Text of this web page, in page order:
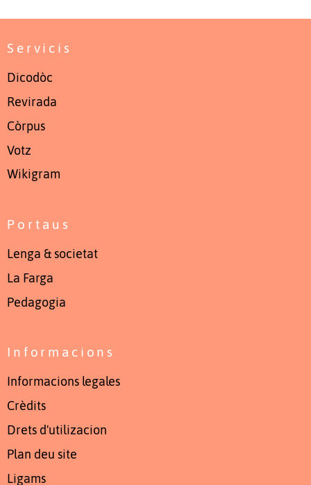
Servicis
Dicodòc
Revirada
Còrpus
Votz
Wikigram
Portaus
Lenga & societat
La Farga
Pedagogia
Informacions
Informacions legales
Crèdits
Drets d'utilizacion
Plan deu site
Ligams